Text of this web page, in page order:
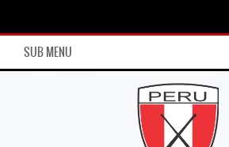
SUB MENU